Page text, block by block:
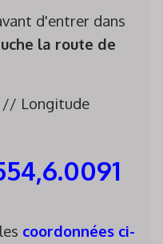
d'entrer dans
la route de
// Longitude
coordonnées ci-